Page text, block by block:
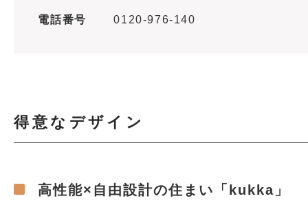
電話番号 0120-976-140
得意なデザイン
高性能×自由設計の住まい「kukka」